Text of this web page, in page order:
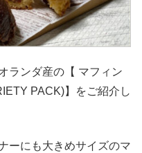
ランダ産の【 マフィン
PACK)】をご紹介し
ーにも大きめサイズのマ